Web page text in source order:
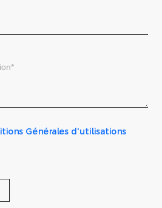
Générales d'utilisations